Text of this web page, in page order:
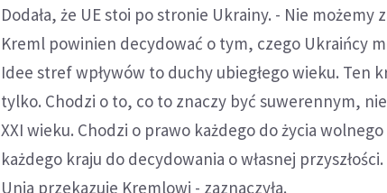
Dodała, że UE stoi po stronie Ukrainy. - Nie możemy
Kreml powinien decydować o tym, czego Ukraińcy
Idee stref wpływów to duchy ubiegłego wieku. Ten
tylko. Chodzi o to, co to znaczy być suwerennym,
XXI wieku. Chodzi o prawo każdego do życia
każdego kraju do decydowania o własnej
Unia przekazuje Kremlowi - zaznaczyła.